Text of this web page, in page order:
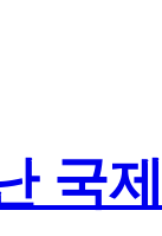
국